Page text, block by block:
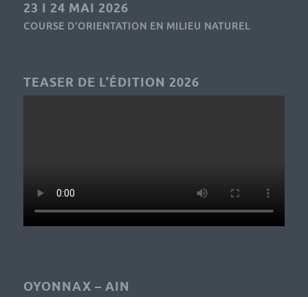
23 I 24 MAI 2026
COURSE D’ORIENTATION EN MILIEU NATUREL
TEASER DE L’ÉDITION 2026
OYONNAX – AIN